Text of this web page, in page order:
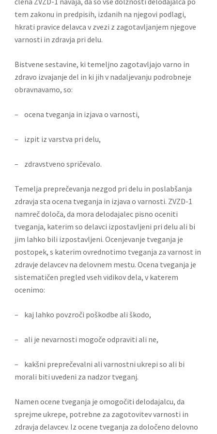
tem zakonu in predpisih, izdanih na njegovi podlagi,
hkrati pravice delavca v zvezi z zagotavljanjem njegove
varnosti in zdravja pri delu.
Bistvene sestavine, ki temeljno zagotavljajo varno in
zdravo izvajanje del in ki jih v nadaljevanju podrobneje
obravnavamo, so:
– ocena tveganja in izjava o varnosti,
– izpit iz varstva pri delu,
– zdravstveno spričevalo.
Temelja preprečevanja nezgod pri delu in poslabšanja
zdravja sta ocena tveganja in izjava o varnosti. ZVZD-1
namreč določa, da mora delodajalec pisno oceniti
tveganja, katerim so delavci izpostavljeni pri delu ali bi
jim lahko bili izpostavljeni. Ocenjevanje tveganja je
postopek, s katerim ovrednotimo tveganja za varnost in
zdravje delavcev na delovnem mestu. Ocena tveganja je
sistematičen pregled vseh vidikov dela, v katerem
ocenimo:
– kaj lahko povzroči poškodbe ali škodo,
– ali je nevarnosti mogoče odpraviti ali ne,
– kakšni preprečevalni ali varnostni ukrepi so ali bi
morali biti uvedeni za nadzor tveganj.
Namen ocene tveganja je omogočiti delodajalcu, da
sprejme ukrepe, potrebne za zagotovitev varnosti in
zdravja delavcev. Iz ocene tveganja za določeno delovno